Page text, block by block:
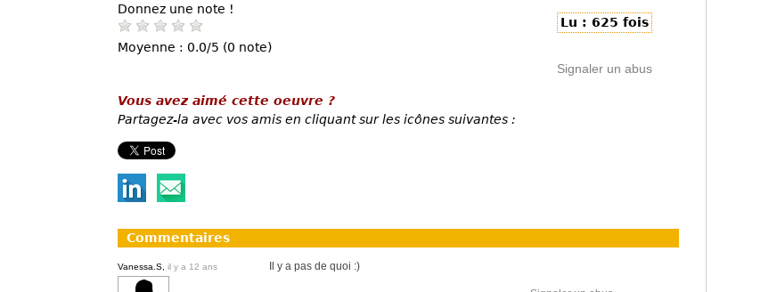
Donnez une note !
Moyenne : 0.0/5 (0 note)
Lu : 625 fois
Signaler un abus
Vous avez aimé cette oeuvre ?
Partagez-la avec vos amis en cliquant sur les icônes suivantes :
Commentaires
Vanessa.S, il y a 12 ans Il y a pas de quoi :)